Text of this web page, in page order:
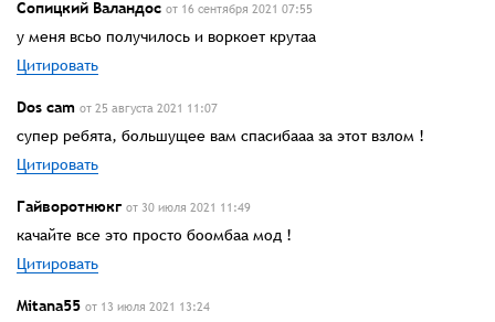
Сопицкий Валандос от 16 сентября 2021 07:55
у меня всьо получилось и воркоет крутаа
Цитировать
Dos cam от 25 августа 2021 11:07
супер ребята, большущее вам спасибааа за этот взлом !
Цитировать
Гайворотнюкг от 30 июля 2021 11:49
качайте все это просто боомбаа мод !
Цитировать
Mitana55 от 13 июля 2021 13:24